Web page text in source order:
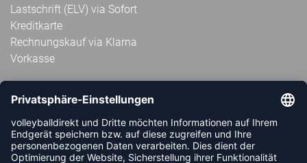
Lastschrift (ELV) via Sofort
Kreditkarte
Rechnungskauf via Klarna
Vorkasse
ABONNIERE JETZT DEN KOSTENLOSEN
VOLLEYBALLDIREKT-NEWSLETTER UND VERPASSE KEINE
NEUIGKEIT ODER AKTION MEHR.